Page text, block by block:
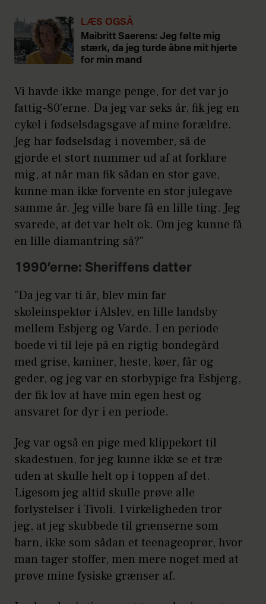
LÆS OGSÅ
Maibritt Saerens: Jeg følte mig
stærk, da jeg turde åbne mit hjerte
for min mand
Vi havde ikke mange penge, for det var jo
fattig-80’erne. Da jeg var seks år, fik jeg en
cykel i fødselsdagsgave af mine forældre.
Jeg har fødselsdag i november, så de
gjorde et stort nummer ud af at forklare
mig, at når man fik sådan en stor gave,
kunne man ikke forvente en stor julegave
samme år. Jeg ville bare få en lille ting. Jeg
svarede, at det var helt ok. Om jeg kunne få
en lille diamantring så?"
1990’erne: Sheriffens datter
"Da jeg var ti år, blev min far
skoleinspektør i Alslev, en lille landsby
mellem Esbjerg og Varde. I en periode
boede vi til leje på en rigtig bondegård
med grise, kaniner, heste, køer, får og
geder, og jeg var en storbypige fra Esbjerg,
der fik lov at have min egen hest og
ansvaret for dyr i en periode.
Jeg var også en pige med klippekort til
skadestuen, for jeg kunne ikke se et træ
uden at skulle helt op i toppen af det.
Ligesom jeg altid skulle prøve alle
forlystelser i Tivoli. I virkeligheden tror
jeg, at jeg skubbede til grænserne som
barn, ikke som sådan et teenageoprør, hvor
man tager stoffer, men mere noget med at
prøve mine fysiske grænser af.